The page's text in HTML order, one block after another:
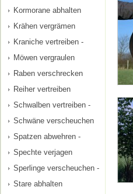
Kormorane abhalten
Krähen vergrämen
Kraniche vertreiben -
Möwen vergraulen
Raben verschrecken
Reiher vertreiben
Schwalben vertreiben -
Schwäne verscheuchen
Spatzen abwehren -
Spechte verjagen
Sperlinge verscheuchen -
Stare abhalten